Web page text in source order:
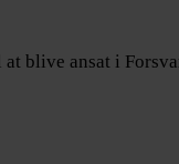
blive ansat i